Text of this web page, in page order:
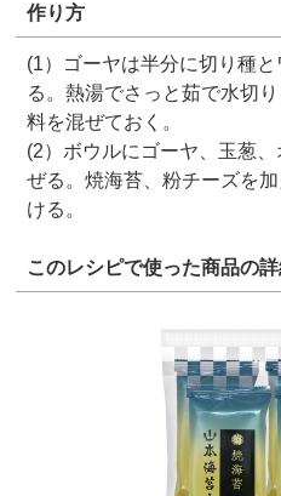
作り方
(1）ゴーヤは半分に切り種
る。熱湯でさっと茹で水切
料を混ぜておく。
(2）ボウルにゴーヤ、玉葱
ぜる。焼海苔、粉チーズを
ける。
このレシピで使った商品の